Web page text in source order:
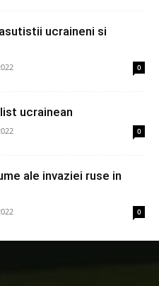
ucraineni si
0
ucrainean
0
ale invaziei ruse in
0